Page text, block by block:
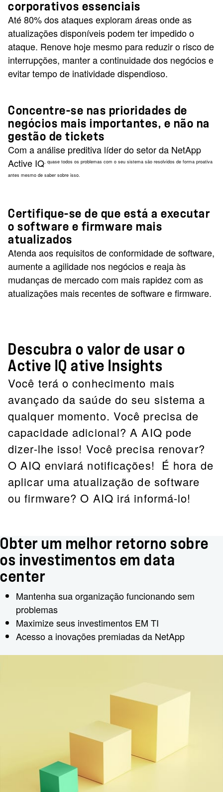
corporativos essenciais
Até 80% dos ataques exploram áreas onde as
atualizações disponíveis podem ter impedido o
ataque. Renove hoje mesmo para reduzir o risco de
interrupções, manter a continuidade dos negócios e
evitar tempo de inatividade dispendioso.
Concentre-se nas prioridades de
negócios mais importantes, e não na
gestão de tickets
Com a análise preditiva líder do setor da NetApp
Active IQ, quase todos os problemas com o seu sistema são resolvidos de forma proativa
antes mesmo de saber sobre isso.
Certifique-se de que está a executar
o software e firmware mais
atualizados
Atenda aos requisitos de conformidade de software,
aumente a agilidade nos negócios e reaja às
mudanças de mercado com mais rapidez com as
atualizações mais recentes de software e firmware.
Descubra o valor de usar o
Active IQ ative Insights
Você terá o conhecimento mais
avançado da saúde do seu sistema a
qualquer momento. Você precisa de
capacidade adicional? A AIQ pode
dizer-lhe isso! Você precisa renovar?
O AIQ enviará notificações! É hora de
aplicar uma atualização de software
ou firmware? O AIQ irá informá-lo!
Obter um melhor retorno sobre
os investimentos em data
center
Mantenha sua organização funcionando sem
problemas
Maximize seus investimentos EM TI
Acesso a inovações premiadas da NetApp